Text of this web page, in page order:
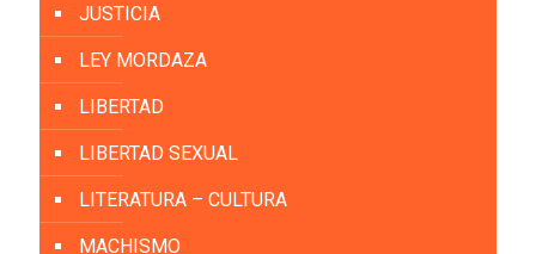
JUSTICIA
LEY MORDAZA
LIBERTAD
LIBERTAD SEXUAL
LITERATURA – CULTURA
MACHISMO